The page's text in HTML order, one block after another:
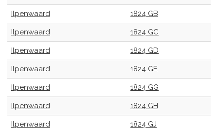
Ilpenwaard 1824 GB
Ilpenwaard 1824 GC
Ilpenwaard 1824 GD
Ilpenwaard 1824 GE
Ilpenwaard 1824 GG
Ilpenwaard 1824 GH
Ilpenwaard 1824 GJ